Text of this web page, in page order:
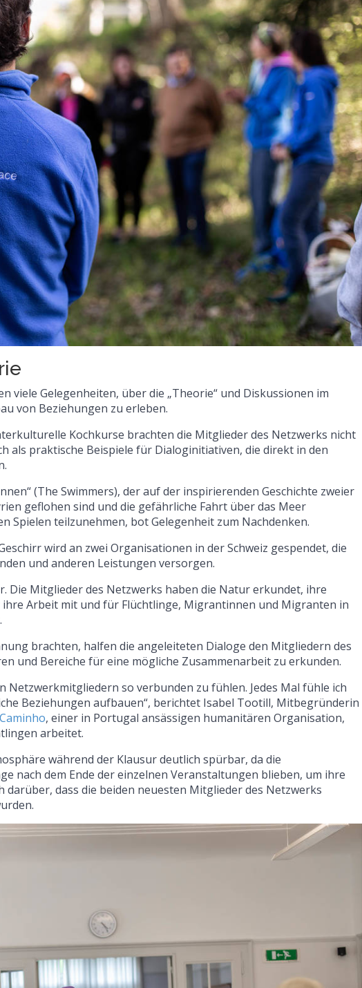
viele Gelegenheiten, über die „Theorie“ und Diskussionen im
von Beziehungen zu erleben.
Kochkurse brachten die Mitglieder des Netzwerks nicht
als praktische Beispiele für Dialoginitiativen, die direkt in den
(The Swimmers), der auf der inspirierenden Geschichte zweier
geflohen sind und die gefährliche Fahrt über das Meer
Spielen teilzunehmen, bot Gelegenheit zum Nachdenken.
wird an zwei Organisationen in der Schweiz gespendet, die
und anderen Leistungen versorgen.
Die Mitglieder des Netzwerks haben die Natur erkundet, ihre
Arbeit mit und für Flüchtlinge, Migrantinnen und Migranten in
brachten, halfen die angeleiteten Dialoge den Mitgliedern des
und Bereiche für eine mögliche Zusammenarbeit zu erkunden.
Netzwerkmitgliedern so verbunden zu fühlen. Jedes Mal fühle ich
Beziehungen aufbauen“, berichtet Isabel Tootill, Mitbegründerin
, einer in Portugal ansässigen humanitären Organisation,
arbeitet.
während der Klausur deutlich spürbar, da die
nach dem Ende der einzelnen Veranstaltungen blieben, um ihre
darüber, dass die beiden neuesten Mitglieder des Netzwerks